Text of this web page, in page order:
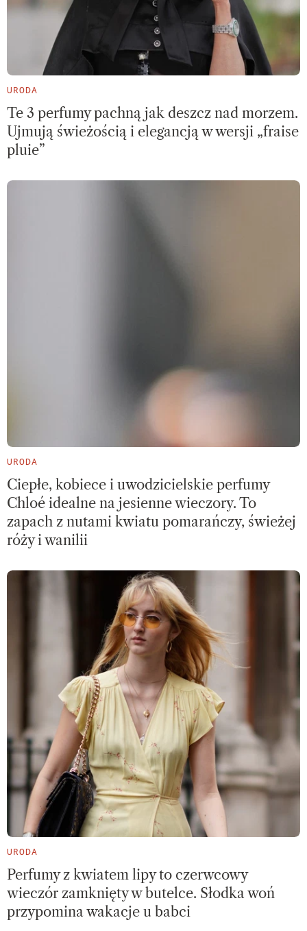
URODA
Te 3 perfumy pachną jak deszcz nad morzem.
Ujmują świeżością i elegancją w wersji „fraise
pluie”
URODA
Ciepłe, kobiece i uwodzicielskie perfumy
Chloé idealne na jesienne wieczory. To
zapach z nutami kwiatu pomarańczy, świeżej
róży i wanilii
URODA
Perfumy z kwiatem lipy to czerwcowy
wieczór zamknięty w butelce. Słodka woń
przypomina wakacje u babci